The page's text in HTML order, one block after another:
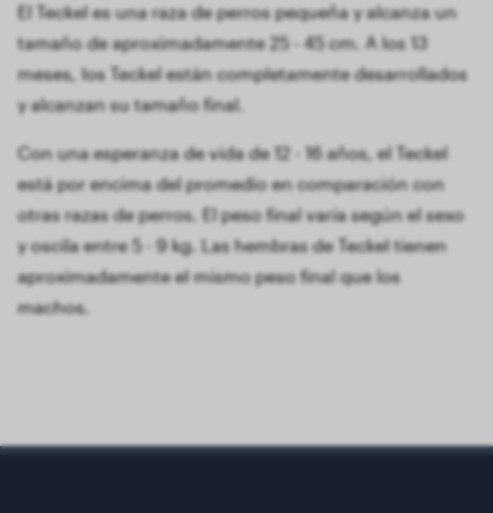
El Teckel es una raza de perros pequeña y alcanza un
tamaño de aproximadamente 25 - 45 cm. A los 13
meses, los Teckel están completamente desarrollados
y alcanzan su tamaño final.
Con una esperanza de vida de 12 - 16 años, el Teckel
está por encima del promedio en comparación con
otras razas de perros. El peso final varía según el sexo
y oscila entre 5 - 9 kg. Las hembras de Teckel tienen
aproximadamente el mismo peso final que los
machos.